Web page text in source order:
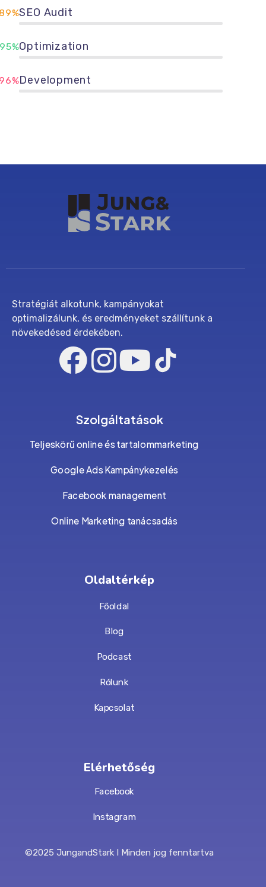
SEO Audit
Optimization
95%
Development
Stratégiát alkotunk, kampányokat
optimalizálunk, és eredményeket szállítunk a
növekedésed érdekében.
Szolgáltatások
Teljeskörű online és tartalommarketing
Google Ads Kampánykezelés
Facebook management
Online Marketing tanácsadás
Oldaltérkép
Főoldal
Blog
Podcast
Rólunk
Kapcsolat
Elérhetőség
Facebook
Instagram
©2025 JungandStark I Minden jog fenntartva